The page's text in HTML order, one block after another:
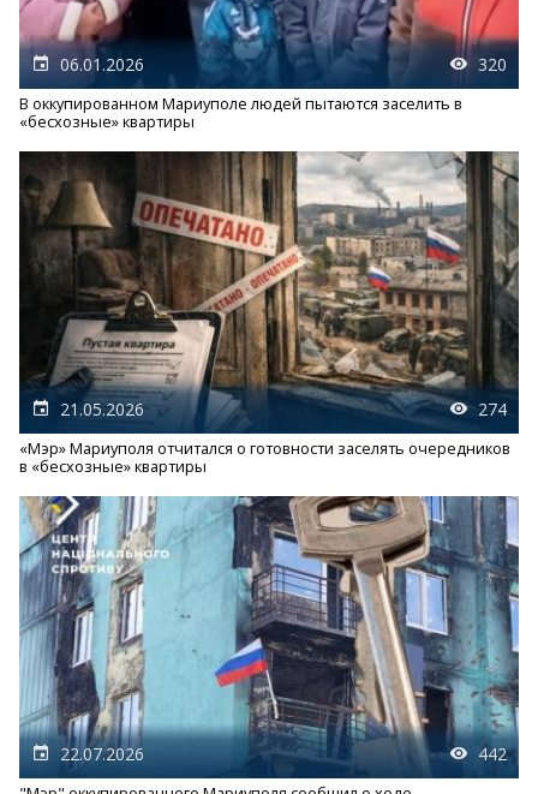
06.01.2026 320
В оккупированном Мариуполе людей пытаются заселить в
«бесхозные» квартиры
21.05.2026 274
«Мэр» Мариуполя отчитался о готовности заселять очередников
в «бесхозные» квартиры
22.07.2026 442